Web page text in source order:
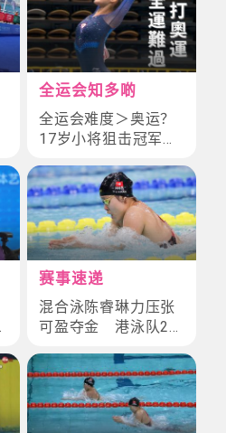
全运会知多啲
全运会难度＞奥运？
17岁小将狙击冠军实
酷体育修罗场」
赛事速递
混合泳陈睿琳力压张
可盈夺金 港泳队2